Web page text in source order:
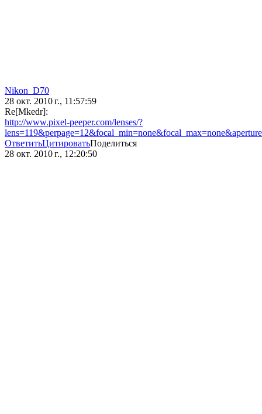
Nikon_D70
28 окт. 2010 г., 11:57:59
Re[Mkedr]:
http://www.pixel-peeper.com/lenses/?
ОтветитьЦитироватьПоделиться
28 окт. 2010 г., 12:20:50